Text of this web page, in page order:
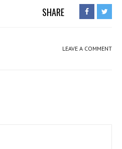
SHARE
LEAVE A COMMENT